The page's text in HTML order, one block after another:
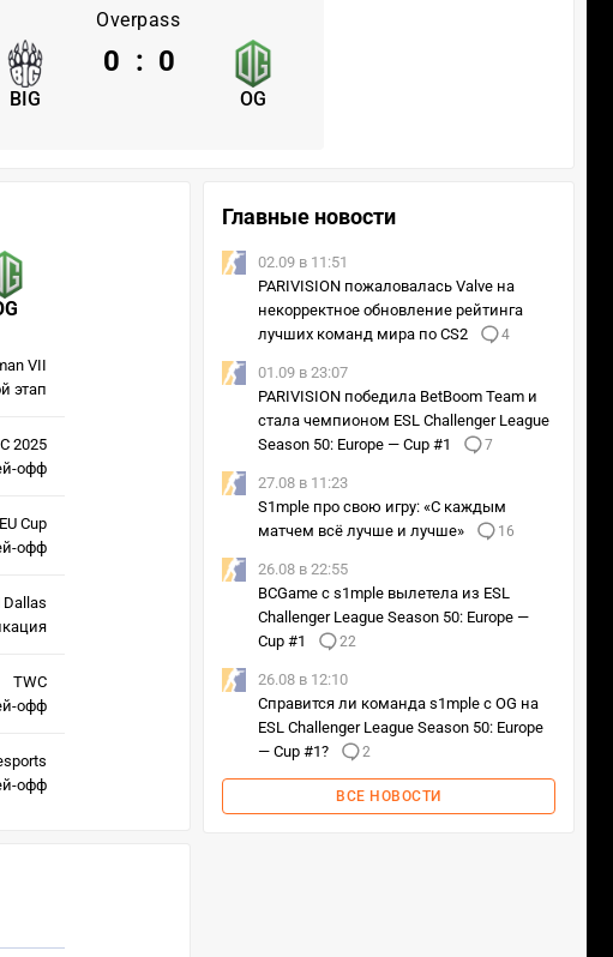
Overpass
BIG OG
0 : 0
VII
этап
2025
офф
Cup
офф
Dallas
TWC
офф
офф
Главные новости
02.09 в 11:51
PARIVISION пожаловалась Valve на
некорректное обновление рейтинга
лучших команд мира по CS2
4
01.09 в 23:07
PARIVISION победила BetBoom Team и
стала чемпионом ESL Challenger League
Season 50: Europe — Cup #1
7
27.08 в 11:23
S1mple про свою игру: «С каждым
матчем всё лучше и лучше»
16
26.08 в 22:55
BCGame с s1mple вылетела из ESL
Challenger League Season 50: Europe —
Cup #1
22
26.08 в 12:10
Справится ли команда s1mple с OG на
ESL Challenger League Season 50: Europe
— Cup #1?
2
ВСЕ НОВОСТИ